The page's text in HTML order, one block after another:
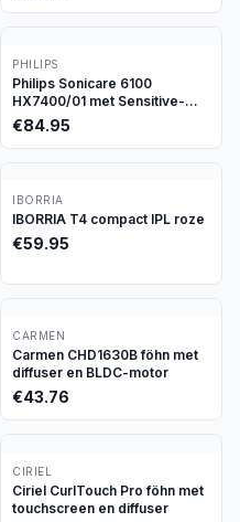
PHILIPS
Philips Sonicare 6100
HX7400/01 met Sensitive-
stand
€84.95
IBORRIA
IBORRIA T4 compact IPL roze
€59.95
CARMEN
Carmen CHD1630B föhn met
diffuser en BLDC-motor
€43.76
CIRIEL
Ciriel CurlTouch Pro föhn met
touchscreen en diffuser